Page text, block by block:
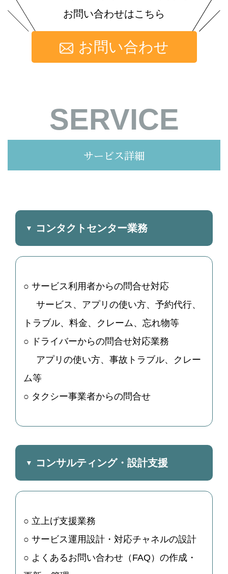
お問い合わせはこちら
お問い合わせ
SERVICE
サービス詳細
コンタクトセンター業務
○ サービス利用者からの問合せ対応
サービス、アプリの使い方、予約代行、
トラブル、料金、クレーム、忘れ物等
○ ドライバーからの問合せ対応業務
アプリの使い方、事故トラブル、クレー
ム等
○ タクシー事業者からの問合せ
コンサルティング・設計支援
○ 立上げ支援業務
○ サービス運用設計・対応チャネルの設計
○ よくあるお問い合わせ（FAQ）の作成・